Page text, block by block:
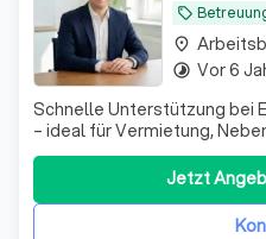
local_offer
Schnelle Unterstützung bei
– ideal für Vermietung,
private Situationen.
Jetzt
place
timelapse Vor 6